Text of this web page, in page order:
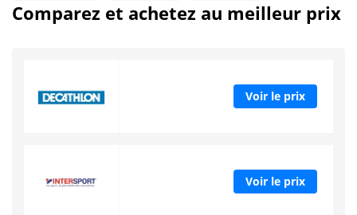
Comparez et achetez au meilleur prix
Voir le prix
Voir le prix